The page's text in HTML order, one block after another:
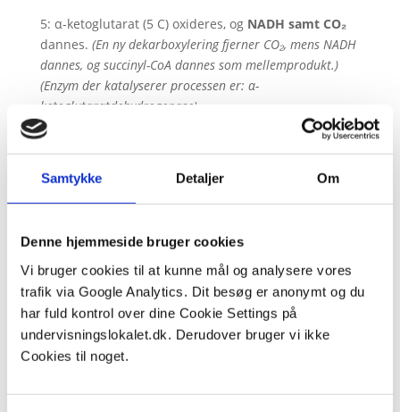
Samtykke Detaljer Om
Denne hjemmeside bruger cookies
Vi bruger cookies til at kunne mål og analysere vores
trafik via Google Analytics. Dit besøg er anonymt og du
har fuld kontrol over dine Cookie Settings på
undervisningslokalet.dk. Derudover bruger vi ikke
Cookies til noget.
5: α-ketoglutarat (5 C) oxideres, og NADH samt CO₂
dannes. (En ny dekarboxylering fjerner CO₂, mens NADH
dannes, og succinyl-CoA dannes som mellemprodukt.)
(Enzym der katalyserer processen er: α-
ketoglutaratdehydrogenase)
6: Succinyl-CoA omdannes til succinat, og
ATP/GTP
dannes.(Enzym der katalyserer processen er: Succinyl-
CoA syntetase)
(Elektroner overføres til FAD, som reduceres til FADH₂.)
(Enzym der katalyserer processen er:
Succinatdehydrogenase)
9: Malat oxideres til oxaloacetat, ogNADHdannes.
(Oxidation af malat giver den sidste NADH i cyklussen.)
(Enzym der katalyserer processen er:
Malatdehydrogenase)